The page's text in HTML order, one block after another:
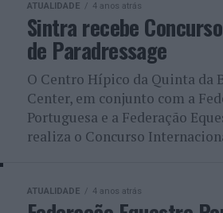
ATUALIDADE 4 anos atrás
Sintra recebe
de Paradressage
O Centro Hípico da Quinta da
Center, em conjunto com a
Portuguesa e a Federação
realiza o Concurso
ATUALIDADE 4 anos atrás